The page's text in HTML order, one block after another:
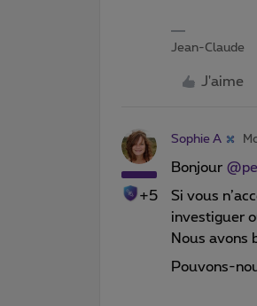
Jean-Claude
J'aime
+5
Sophie A
Bonjour
Si vous
investiguer
Nous avons
Pouvons-